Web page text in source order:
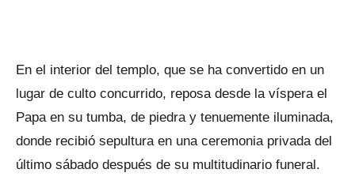
En el interior del templo, que se ha convertido en un
lugar de culto concurrido, reposa desde la víspera el
Papa en su tumba, de piedra y tenuemente iluminada,
donde recibió sepultura en una ceremonia privada del
último sábado después de su multitudinario funeral.